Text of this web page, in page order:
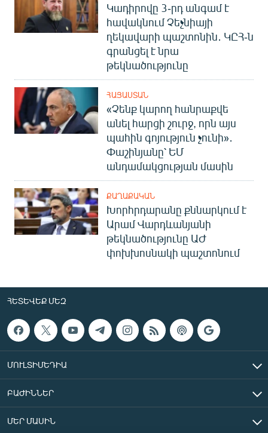
Կադիրովը 3-րդ անգամ է
հավակնում Չեչնիայի
ղեկավարի պաշտոնին․ ԿԸՀ-ն
գրանցել է նրա
թեկնածությունը
ՀԱՅԱՍՏԱՆ
«Չենք կարող հանրաքվե
անել հարցի շուրջ, որն այս
պահին գոյություն չունի»․
Փաշինյանը՝ ԵՄ
անդամակցության մասին
ՔԱՂԱՔԱԿԱՆ
Խորհրդարանը քննարկում է
Արամ Վարդևանյանի
թեկնածությունը ԱԺ
փոխխոսնակի պաշտոնում
ՀԵՏԵՎԵՔ ՄԵԶ
ՄՈՒԼՏԻՄԵԴԻԱ
ԲԱԺԻՆՆԵՐ
ՄԵՐ ՄԱՍԻՆ